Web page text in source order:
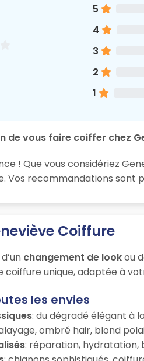
5
4
3
2
1
de vous faire coiffer chez
! Que vous considériez
Vos recommandations sont
Coiffure
d’un changement de lookou
unique, adaptée à
les envies
: du dégradé élégant à
ombré hair, blond
: réparation, hydratation,